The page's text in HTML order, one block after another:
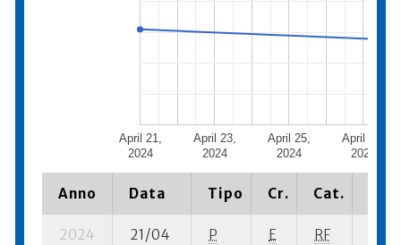
April 21,
2024
April 23,
2024
April 25,
2024
April 27,
2024
Anno Data Tipo Cr. Cat.
2024 21/04 P E RF